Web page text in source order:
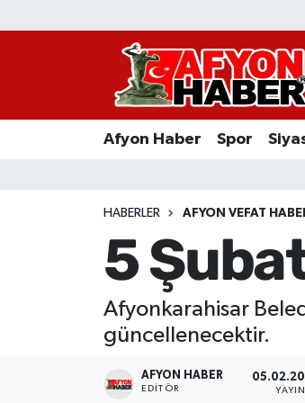
Afyon Haber Spor
HABERLER AFYON VEFAT
5
Afyonkarahisar
güncellenecektir.
AFYON HABER
EDITÖR
Afyon Haber
Asayiş Yaşam
Sivil Toplum
Ekonomi